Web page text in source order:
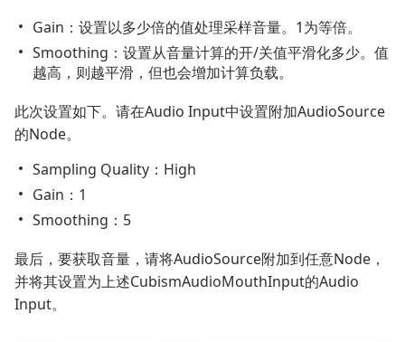
Gain：设置以多少倍的值处理采样音量。1为等倍。
Smoothing：设置从音量计算的开/关值平滑化多少。值
越高，则越平滑，但也会增加计算负载。
此次设置如下。请在Audio Input中设置附加AudioSource
的Node。
Sampling Quality：High
Gain：1
Smoothing：5
最后，要获取音量，请将AudioSource附加到任意Node，
并将其设置为上述CubismAudioMouthInput的Audio
Input。